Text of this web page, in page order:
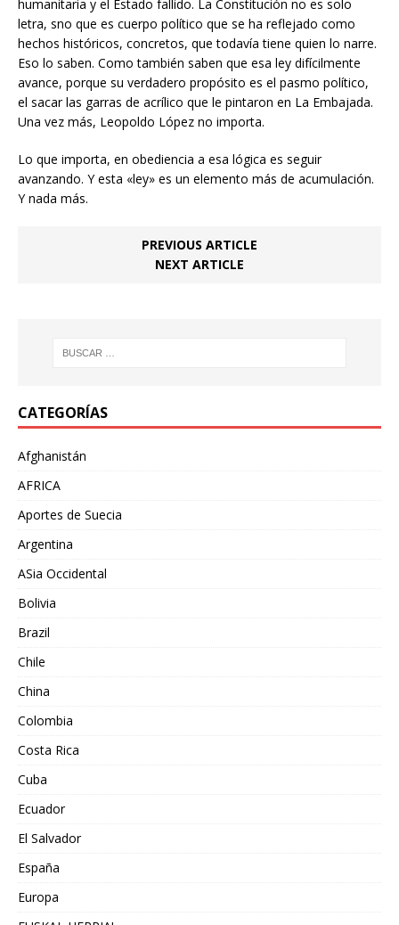
humanitaria y el Estado fallido. La Constitución no es solo
letra, sno que es cuerpo político que se ha reflejado como
hechos históricos, concretos, que todavía tiene quien lo narre.
Eso lo saben. Como también saben que esa ley difícilmente
avance, porque su verdadero propósito es el pasmo político,
el sacar las garras de acrílico que le pintaron en La Embajada.
Una vez más, Leopoldo López no importa.
Lo que importa, en obediencia a esa lógica es seguir
avanzando. Y esta «ley» es un elemento más de acumulación.
Y nada más.
PREVIOUS ARTICLE
NEXT ARTICLE
CATEGORÍAS
Afghanistán
AFRICA
Aportes de Suecia
Argentina
ASia Occidental
Bolivia
Brazil
Chile
China
Colombia
Costa Rica
Cuba
Ecuador
El Salvador
España
Europa